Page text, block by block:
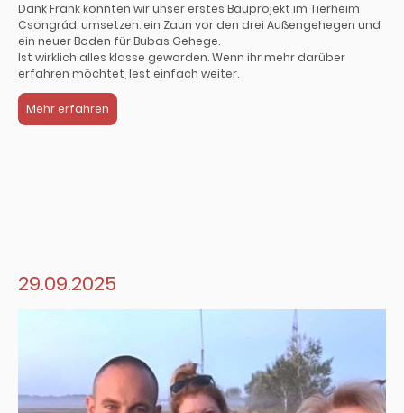
Dank Frank konnten wir unser erstes Bauprojekt im Tierheim
Csongrád. umsetzen: ein Zaun vor den drei Außengehegen und
ein neuer Boden für Bubas Gehege.
Ist wirklich alles klasse geworden. Wenn ihr mehr darüber
erfahren möchtet, lest einfach weiter.
Mehr erfahren
29.09.2025